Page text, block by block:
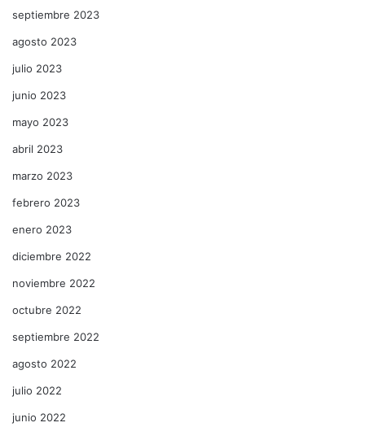
septiembre 2023
agosto 2023
julio 2023
junio 2023
mayo 2023
abril 2023
marzo 2023
febrero 2023
enero 2023
diciembre 2022
noviembre 2022
octubre 2022
septiembre 2022
agosto 2022
julio 2022
junio 2022